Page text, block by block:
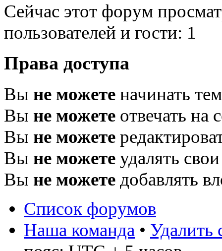
Сейчас этот форум
пользователей и гости: 1
Права доступа
Вы не можете начинать
Вы не можете отвечать на
Вы не можете
Вы не можете удалять
Вы не можете добавлять
Список форумов
Наша команда • Удалить